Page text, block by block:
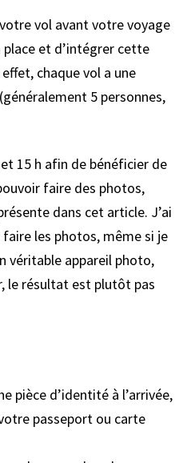
vol avant votre voyage
place et d’intégrer cette
chaque vol a une
5 personnes,
15 h afin de bénéficier de
faire des photos,
dans cet article. J’ai
les photos, même si je
véritable appareil photo,
le résultat est plutôt pas
pièce d’identité à l’arrivée,
passeport ou carte